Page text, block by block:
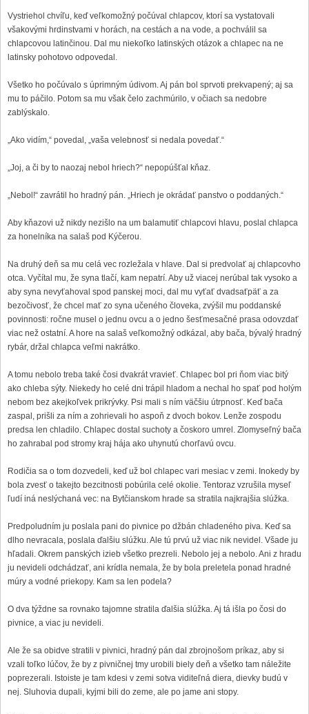
Vystriehol chvíľu, keď veľkomožný počúval chlapcov, ktorí sa vystatovali
všakovými hrdinstvami v horách, na cestách a na vode, a pochválil sa
chlapcovou latinčinou. Dal mu niekoľko latinských otázok a chlapec na ne
latinsky pohotovo odpovedal.
Všetko ho počúvalo s úprimným údivom. Aj pán bol sprvoti prekvapený; aj sa
mu to páčilo. Potom sa mu však čelo zachmúrilo, v očiach sa nedobre
zablýskalo.
„Ako vidím,“ povedal, „vaša velebnosť si nedala povedať.“
„Joj, a či by to naozaj nebol hriech?“ nepopúšťal kňaz.
„Nebol!“ zavrátil ho hradný pán. „Hriech je okrádať panstvo o poddaných.“
Aby kňazovi už nikdy nezišlo na um balamutiť chlapcovi hlavu, poslal chlapca
za honelníka na salaš pod Kýčerou.
Na druhý deň sa mu celá vec rozležala v hlave. Dal si predvolať aj chlapcovho
otca. Vyčítal mu, že syna tlačí, kam nepatrí. Aby už viacej nerúbal tak vysoko a
aby syna nevyťahoval spod panskej moci, dal mu vyťať dvadsaťpäť a za
bezočivosť, že chcel mať zo syna učeného človeka, zvýšil mu poddanské
povinnosti: ročne musel o jednu ovcu a o jedno šesťmesačné prasa odovzdať
viac než ostatní. A hore na salaš veľkomožný odkázal, aby bača, bývalý hradný
rybár, držal chlapca veľmi nakrátko.
A tomu nebolo treba také čosi dvakrát vravieť. Chlapec bol pri ňom viac bitý
ako chleba sýty. Niekedy ho celé dni trápil hladom a nechal ho spať pod holým
nebom bez akejkoľvek prikrývky. Psi mali s ním väčšiu útrpnosť. Keď bača
zaspal, prišli za ním a zohrievali ho aspoň z dvoch bokov. Lenže zospodu
predsa len chladilo. Chlapec dostal suchoty a čoskoro umrel. Zlomyseľný bača
ho zahrabal pod stromy kraj hája ako uhynutú chorľavú ovcu.
Rodičia sa o tom dozvedeli, keď už bol chlapec vari mesiac v zemi. Inokedy by
bola zvesť o takejto bezcitnosti pobúrila celé okolie. Tentoraz vzrušila myseľ
ľudí iná neslýchaná vec: na Bytčianskom hrade sa stratila najkrajšia slúžka.
Predpoludním ju poslala pani do pivnice po džbán chladeného piva. Keď sa
dlho nevracala, poslala ďalšiu slúžku. Ale tú prvú už viac nik nevidel. Všade ju
hľadali. Okrem panských izieb všetko prezreli. Nebolo jej a nebolo. Ani z hradu
ju nevideli odchádzať, ani krídla nemala, že by bola preletela ponad hradné
múry a vodné priekopy. Kam sa len podela?
O dva týždne sa rovnako tajomne stratila ďalšia slúžka. Aj tá išla po čosi do
pivnice, a viac ju nevideli.
Ale že sa obidve stratili v pivnici, hradný pán dal zbrojnošom príkaz, aby si
vzali toľko lúčov, že by z pivničnej tmy urobili biely deň a všetko tam náležite
poprezerali. Istoiste je tam kdesi v zemi sotva viditeľná diera, dievky budú v
nej. Sluhovia dupali, kyjmi bili do zeme, ale po jame ani stopy.